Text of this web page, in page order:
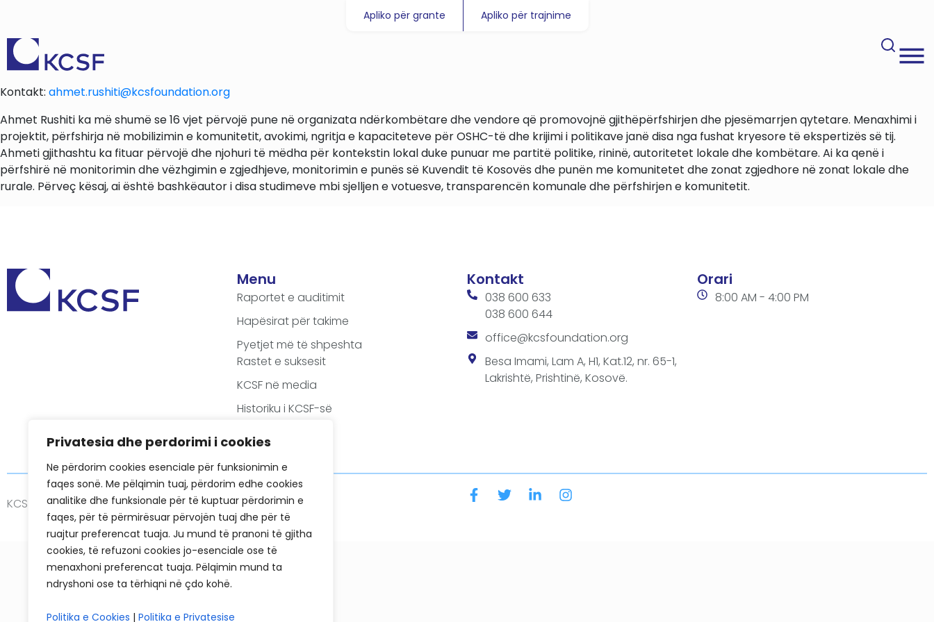
Privatesia dhe perdorimi i cookies
Ne përdorim cookies esenciale për funksionimin e
faqes sonë. Me pëlqimin tuaj, përdorim edhe cookies
analitike dhe funksionale për të kuptuar përdorimin e
faqes, për të përmirësuar përvojën tuaj dhe për të
ruajtur preferencat tuaja. Ju mund të pranoni të gjitha
cookies, të refuzoni cookies jo-esenciale ose të
menaxhoni preferencat tuaja. Pëlqimin mund ta
ndryshoni ose ta tërhiqni në çdo kohë.
Politika e Cookies | Politika e Privatesise
Apliko për grante Apliko për trajnime
Kontakt: ahmet.rushiti@kcsfoundation.org
Ahmet Rushiti ka më shumë se 16 vjet përvojë pune në organizata ndërkombëtare dhe vendore që promovojnë gjithëpërfshirjen dhe pjesëmarrjen qytetare. Menaxhimi i
projektit, përfshirja në mobilizimin e komunitetit, avokimi, ngritja e kapaciteteve për OSHC-të dhe krijimi i politikave janë disa nga fushat kryesore të ekspertizës së tij.
Ahmeti gjithashtu ka fituar përvojë dhe njohuri të mëdha për kontekstin lokal duke punuar me partitë politike, rininë, autoritetet lokale dhe kombëtare. Ai ka qenë i
përfshirë në monitorimin dhe vëzhgimin e zgjedhjeve, monitorimin e punës së Kuvendit të Kosovës dhe punën me komunitetet dhe zonat zgjedhore në zonat lokale dhe
rurale. Përveç kësaj, ai është bashkëautor i disa studimeve mbi sjelljen e votuesve, transparencën komunale dhe përfshirjen e komunitetit.
Menu
Raportet e auditimit
Hapësirat për takime
Pyetjet më të shpeshta
Rastet e suksesit
KCSF në media
Historiku i KCSF-së
Kontakt
038 600 633
038 600 644
office@kcsfoundation.org
Besa Imami, Lam A, H1, Kat.12, nr. 65-1,
Lakrishtë, Prishtinë, Kosovë.
Orari
8:00 AM - 4:00 PM
KCSF © 2026Politikat e PrivatësisëCookies